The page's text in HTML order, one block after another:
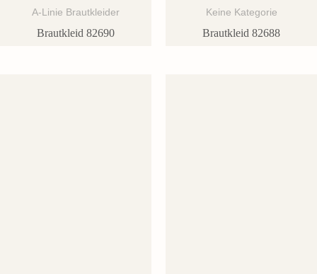
A-Linie Brautkleider
Brautkleid 82690
Keine Kategorie
Brautkleid 82688